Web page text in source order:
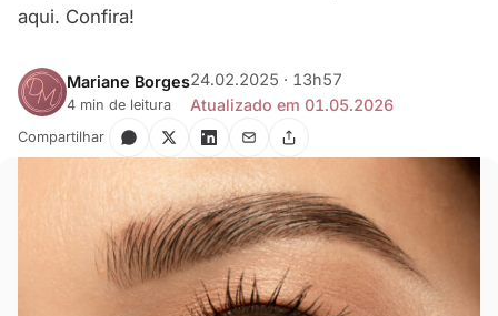
aqui. Confira!
Mariane Borges
4 min de leitura
24.02.2025 · 13h57
Atualizado em 01.05.2026
Compartilhar